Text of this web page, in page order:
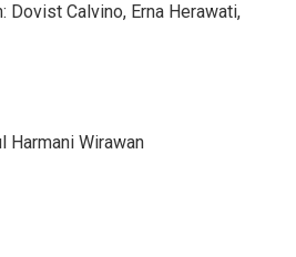
Dovist Calvino, Erna Herawati,
Harmani Wirawan